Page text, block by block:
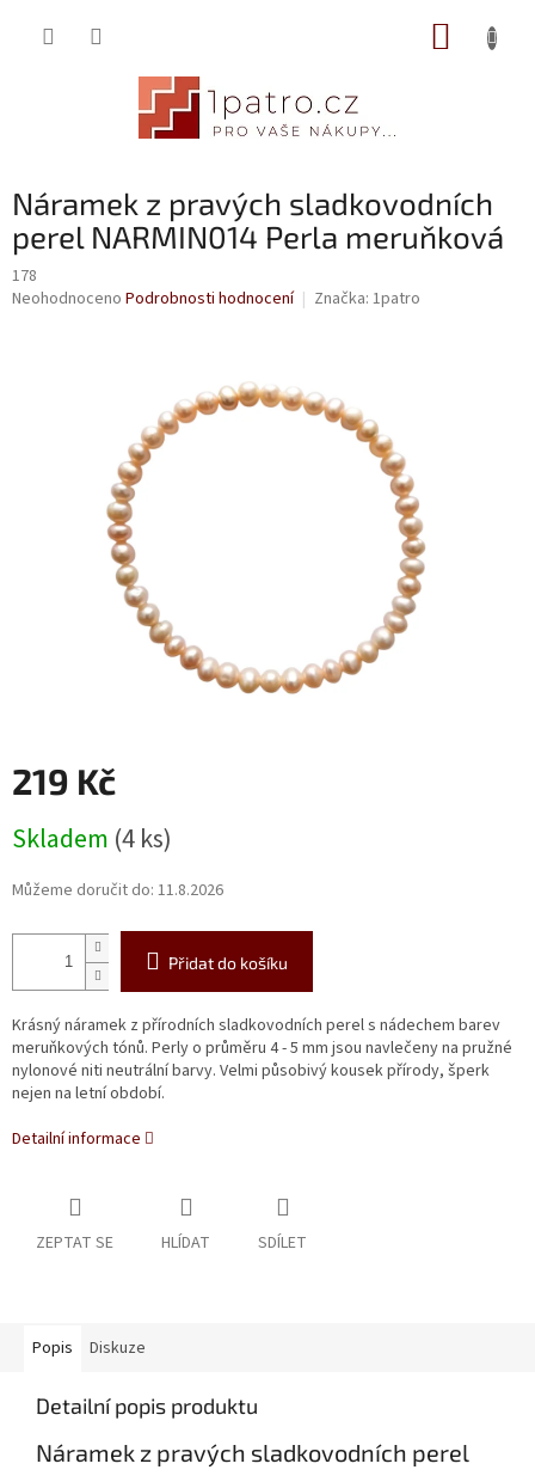
Náramek z pravých sladkovodních
perel NARMIN014 Perla meruňková
178
Průměrné
Neohodnoceno Podrobnosti hodnocení Značka: 1patro
219 Kč
cena:
Skladem (4 ks)
Můžeme doručit do: 11.8.2026
Přidat do košíku
Krásný náramek z přírodních sladkovodních perel s nádechem barev
meruňkových tónů. Perly o průměru 4 - 5 mm jsou navlečeny na pružné
nylonové niti neutrální barvy. Velmi působivý kousek přírody, šperk
nejen na letní období.
Detailní informace
ZEPTAT SE HLÍDAT SDÍLET
Popis Diskuze
Detailní popis produktu
Náramek z pravých sladkovodních perel